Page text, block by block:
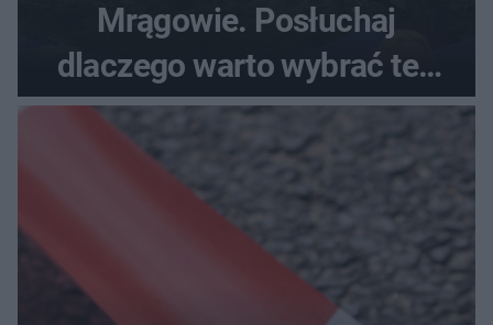
Mrągowie. Posłuchaj
dlaczego warto wybrać ten
kierunek na urlop!